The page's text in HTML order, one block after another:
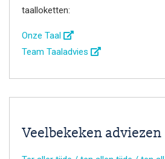
taalloketten:
Onze Taal
Team Taaladvies
Veelbekeken adviezen